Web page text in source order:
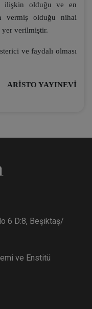
ilişkin olduğu ve en
vermiş olduğu nihai
yer verilmiştir.
ve faydalı olması
ARİSTO YAYINEVİ
6 D:8, Beşiktaş/
ve Enstitü